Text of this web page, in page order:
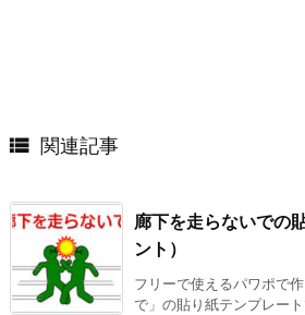
 関連記事
廊下を走らないでの
ント）
フリーで使えるパワポで
で」の貼り紙テンプレー